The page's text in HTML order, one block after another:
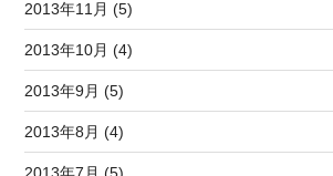
2013年11月 (5)
2013年10月 (4)
2013年9月 (5)
2013年8月 (4)